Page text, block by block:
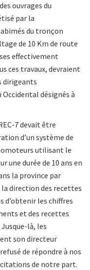
ouvrages du
par la
du tronçon
de 10 Km de route
effectivement
ces travaux, devraient
dirigeants
désignés à
7 devait être
d’un système de
utilisant le
une durée de 10 ans en
la province par
la direction des recettes
d’obtenir les chiffres
et des recettes
là, les
son directeur
de répondre à nos
de notre part.